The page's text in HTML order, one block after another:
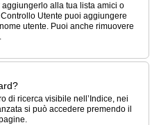
alla tua lista amici o
Utente puoi aggiungere
utente. Puoi anche rimuovere
di ricerca visibile nell’Indice, nei
si può accedere premendo il